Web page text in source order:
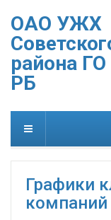
ОАО УЖХ
района
РБ
Графики